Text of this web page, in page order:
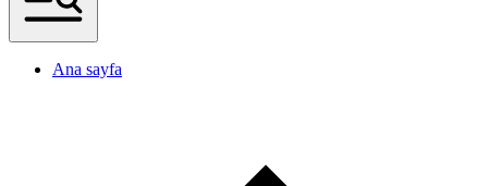
Ana sayfa